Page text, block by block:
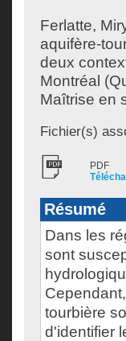
Ferlatte,
aquifère-
deux
Montréal
Maîtrise en
Fichier(s)
PDF
Résumé
Dans les
sont
tourbière
d'identifier